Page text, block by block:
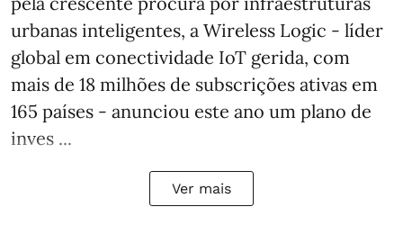
urbanas inteligentes, a Wireless Logic - líder
global em conectividade IoT gerida, com
mais de 18 milhões de subscrições ativas em
165 países - anunciou este ano um plano de
inves ...
Ver mais